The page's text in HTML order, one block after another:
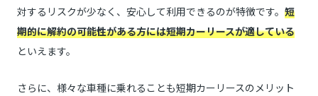
対するリスクが少なく、安心して利用できるのが特徴です。 短
期的に解約の可能性がある方には短期カーリースが適している
といえます。
さらに、様々な車種に乗れることも短期カーリースのメリット